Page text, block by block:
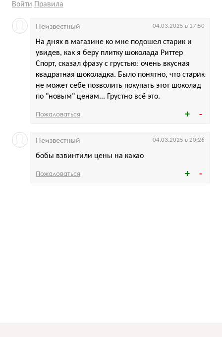
Войти Правила
На днях в магазине ко мне подошел старик и
увидев, как я беру плитку шоколада Риттер
Спорт, сказал фразу с грустью: очень вкусная
квадратная шоколадка. Было понятно, что старик
не может себе позволить покупать этот шоколад
по "новым" ценам... Грустно всё это.
Неизвестный 04.03.2025 в 17:50
Пожаловаться
бобы взвинтили цены на какао
Неизвестный 04.03.2025 в 20:26
Пожаловаться